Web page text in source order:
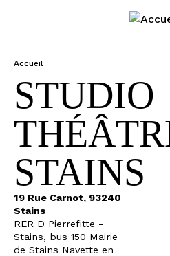
Jump to
o
u
s
t
e
s
i
c
i
Accueil
STUDIO
STAINS
19 Rue Carnot, 93240
Stains
RER D Pierrefitte -
Stains, bus 150 Mairie
de Stains Navette en